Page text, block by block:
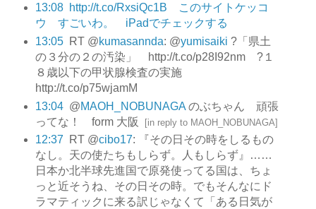
13:08
http://t.co/RxsiQc1B このサイトケッコ
ウ すごいわ。 iPadでチェックする
13:05
RT @kumasannda: @yumisaiki ?「県土
の３分の２の汚染」 http://t.co/p28I92nm ?１
８歳以下の甲状腺検査の実施
http://t.co/p75wjamM
13:04 @MAOH_NOBUNAGAのぶちゃん 頑張
ってな！ form 大阪
[in reply to MAOH_NOBUNAGA]
12:37 RT @cibo17: 『その日その時をしるもの
なし。天の使たちもしらず。人もしらず』……
日本か北半球先進国で原発使ってる国は、ちょ
っと近そうね、その日その時。でもそんなにド
ラマティックに来る訳じゃなくて「ある日気が